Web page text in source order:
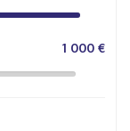
1 000 €